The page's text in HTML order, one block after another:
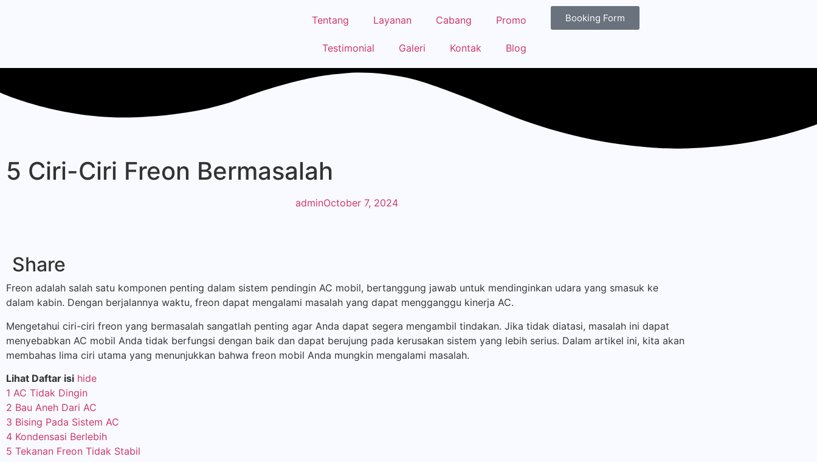
Tentang Layanan Cabang Promo
Testimonial Galeri Kontak Blog
Booking Form
5 Ciri-Ciri Freon Bermasalah
adminOctober 7, 2024
Share
Freon adalah salah satu komponen penting dalam sistem pendingin AC mobil, bertanggung jawab untuk mendinginkan udara yang smasuk ke
dalam kabin. Dengan berjalannya waktu, freon dapat mengalami masalah yang dapat mengganggu kinerja AC.
Mengetahui ciri-ciri freon yang bermasalah sangatlah penting agar Anda dapat segera mengambil tindakan. Jika tidak diatasi, masalah ini dapat
menyebabkan AC mobil Anda tidak berfungsi dengan baik dan dapat berujung pada kerusakan sistem yang lebih serius. Dalam artikel ini, kita akan
membahas lima ciri utama yang menunjukkan bahwa freon mobil Anda mungkin mengalami masalah.
Lihat Daftar isi hide
1 AC Tidak Dingin
2 Bau Aneh Dari AC
3 Bising Pada Sistem AC
4 Kondensasi Berlebih
5 Tekanan Freon Tidak Stabil